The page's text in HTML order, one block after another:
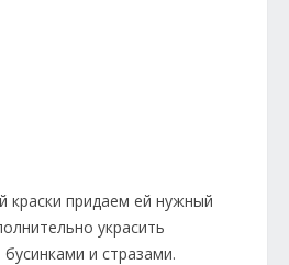
придаем ей нужный
украсить
и стразами.